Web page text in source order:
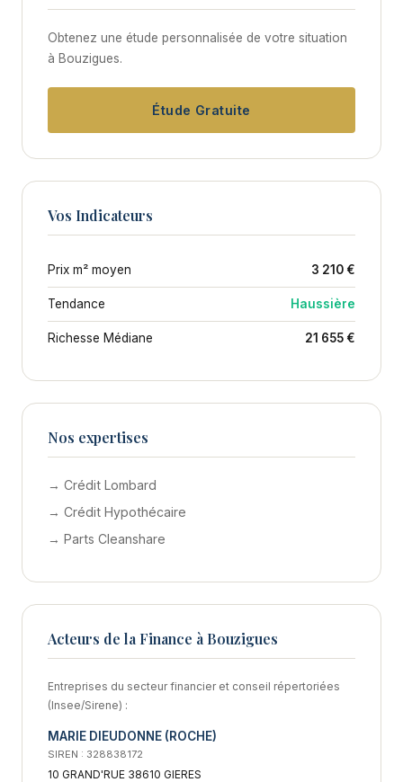
Obtenez une étude personnalisée de votre situation
à Bouzigues.
Étude Gratuite
Vos Indicateurs
Prix m² moyen 3 210 €
Tendance Haussière
Richesse Médiane 21 655 €
Nos expertises
→ Crédit Lombard
→ Crédit Hypothécaire
→ Parts Cleanshare
Acteurs de la Finance à Bouzigues
Entreprises du secteur financier et conseil répertoriées
(Insee/Sirene) :
MARIE DIEUDONNE (ROCHE)
SIREN : 328838172
10 GRAND'RUE 38610 GIERES